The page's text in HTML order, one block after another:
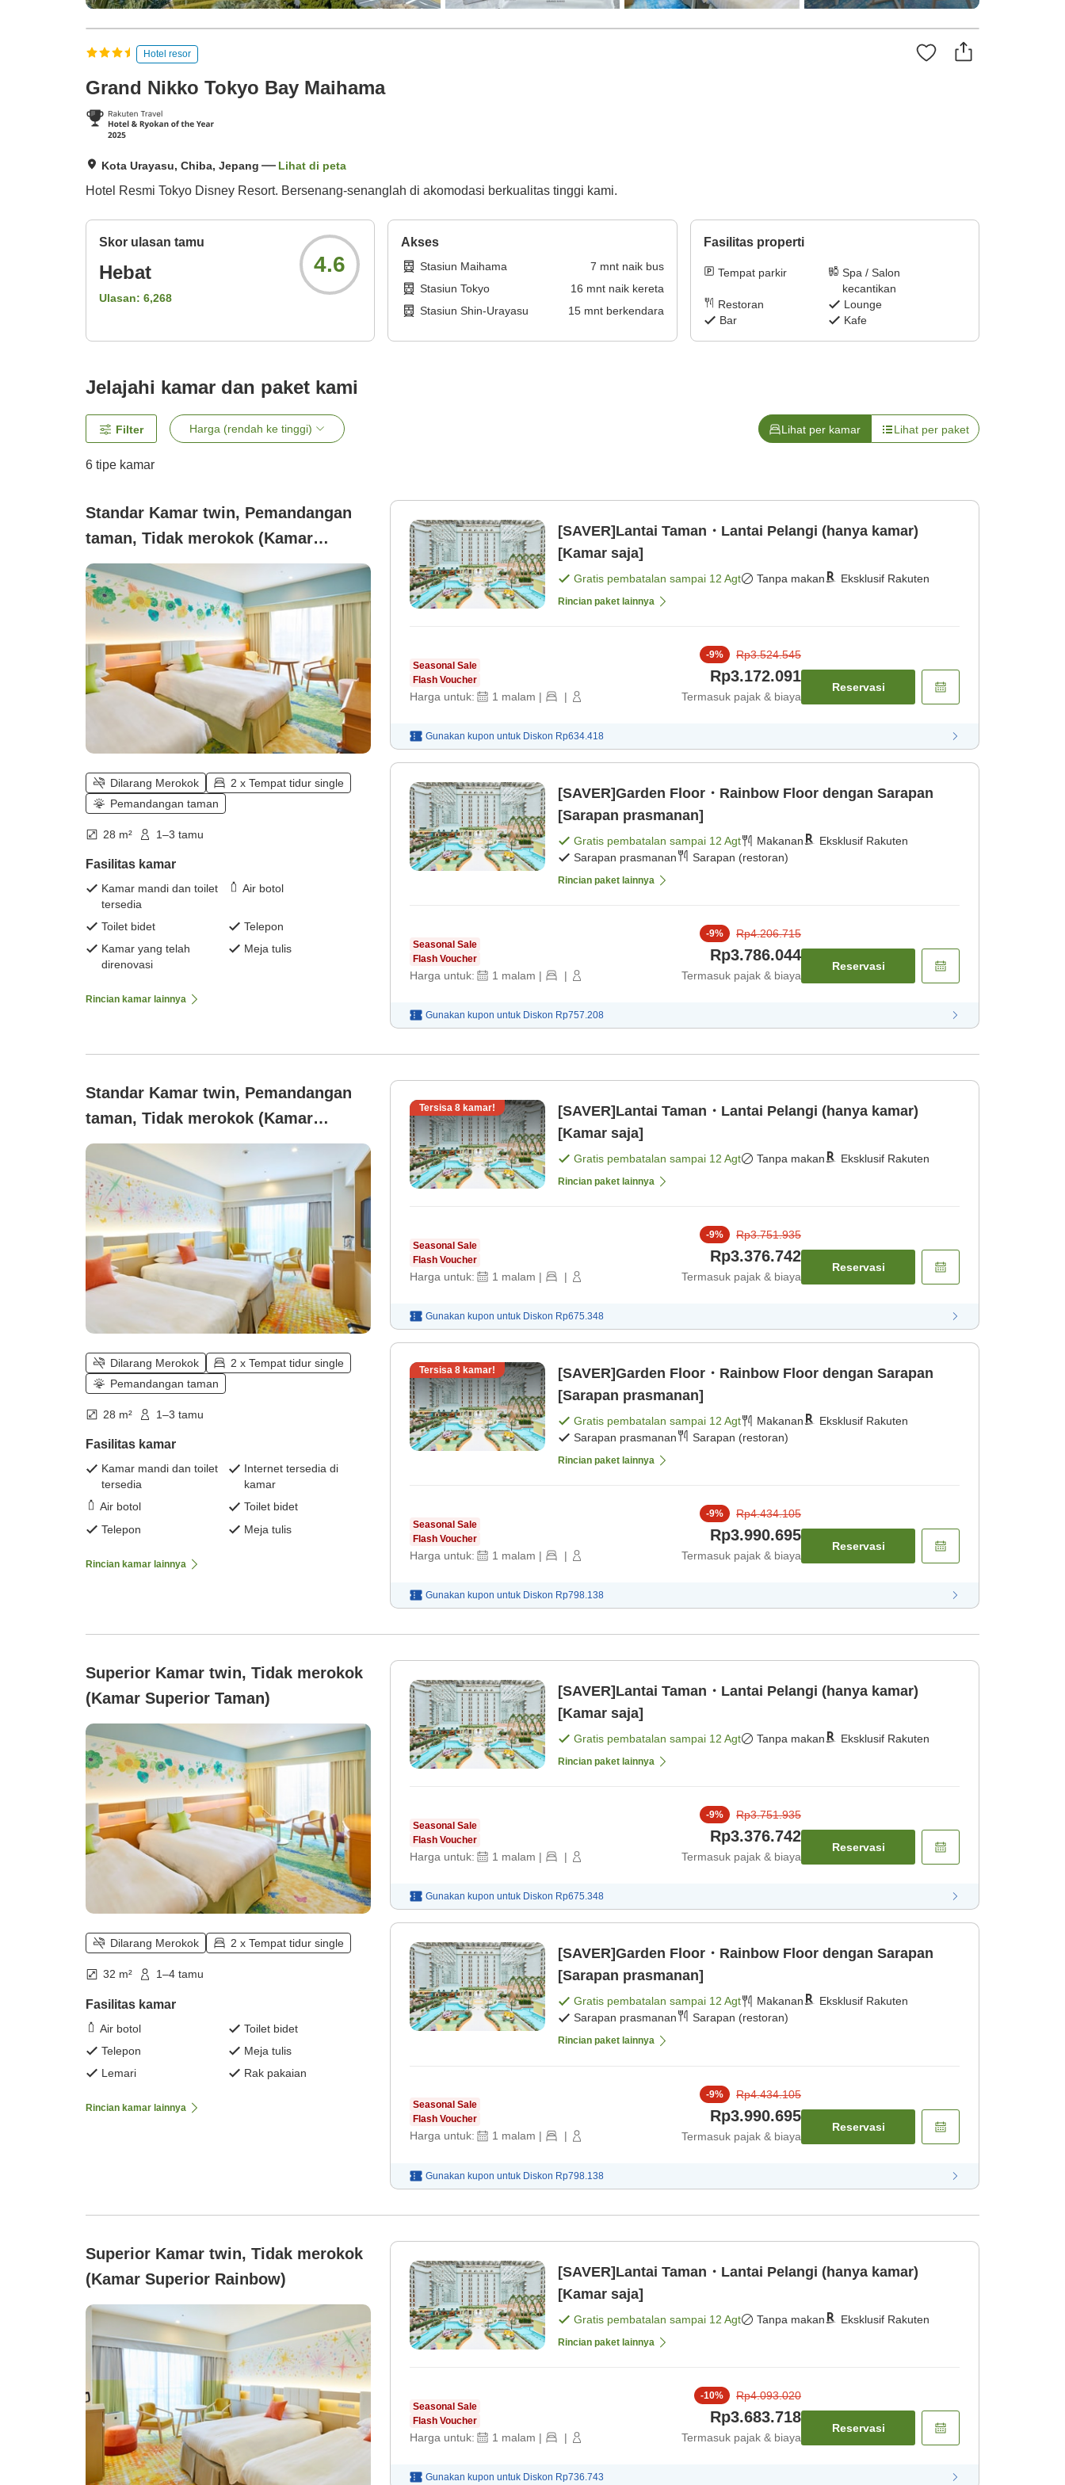
Hotel resor
Grand Nikko Tokyo Bay Maihama
Kota Urayasu, Chiba, Jepang Lihat di peta
Hotel Resmi Tokyo Disney Resort. Bersenang-senanglah di akomodasi berkualitas tinggi kami.
Skor ulasan tamu
Hebat
Ulasan: 6,268
4.6
Akses
Stasiun Maihama 7 mnt naik bus
Stasiun Tokyo
16 mnt naik kereta
Stasiun Shin-Urayasu
15mnt berkendara
Fasilitas properti
Tempat parkir
Spa / Salon
kecantikan
Restoran
Lounge
Bar
Kafe
Jelajahi kamar dan paket kami
Filter Harga (rendah ke tinggi) Lihat per kamar Lihat per paket
6 tipe kamar
Standar Kamar twin, Pemandangan
taman, Tidak merokok (Kamar
Standar Taman)
Dilarang Merokok
2 x Tempat tidur single
Pemandangan taman
28 m² 1–3 tamu
Fasilitas kamar
Kamar mandi dan toilet
tersedia
Air botol
Toilet bidet
Telepon
Kamar yang telah
direnovasi
Meja tulis
Rincian kamar lainnya
[SAVER]Lantai Taman・Lantai Pelangi (hanya kamar)
[Kamar saja]
Gratis pembatalan sampai 12 Agt Tanpa makan Eksklusif Rakuten
Rincian paket lainnya
Seasonal Sale
Flash Voucher
Harga untuk: 1 malam | |
-9% Rp3.524.545
Rp3.172.091
Termasuk pajak & biaya
Reservasi
Gunakan kupon untuk Diskon Rp634.418
[SAVER]Garden Floor・Rainbow Floor dengan Sarapan
[Sarapan prasmanan]
Gratis pembatalan sampai 12 Agt Makanan
Eksklusif Rakuten
Sarapan prasmanan
Sarapan (restoran)
Rincian paket lainnya
Seasonal Sale
Flash Voucher
Harga untuk: 1 malam | |
-9% Rp4.206.715
Rp3.786.044
Termasuk pajak & biaya
Reservasi
Gunakan kupon untuk Diskon Rp757.208
Standar Kamar twin, Pemandangan
taman, Tidak merokok (Kamar
Standar Pelangi)
Dilarang Merokok
2 x Tempat tidur single
Pemandangan taman
28 m² 1–3 tamu
Fasilitas kamar
Kamar mandi dan toilet
tersedia
Internet tersedia di
kamar
Air botol
Toilet bidet
Telepon
Meja tulis
Rincian kamar lainnya
Tersisa 8 kamar!
[SAVER]Lantai Taman・Lantai Pelangi (hanya kamar)
[Kamar saja]
Gratis pembatalan sampai 12 Agt Tanpa makan Eksklusif Rakuten
Rincian paket lainnya
Seasonal Sale
Flash Voucher
Harga untuk: 1 malam | |
-9% Rp3.751.935
Rp3.376.742
Termasuk pajak & biaya
Reservasi
Gunakan kupon untuk Diskon Rp675.348
Tersisa 8 kamar!
[SAVER]Garden Floor・Rainbow Floor dengan Sarapan
[Sarapan prasmanan]
Gratis pembatalan sampai 12 Agt Makanan
Eksklusif Rakuten
Sarapan prasmanan
Sarapan (restoran)
Rincian paket lainnya
Seasonal Sale
Flash Voucher
Harga untuk: 1 malam | |
-9% Rp4.434.105
Rp3.990.695
Termasuk pajak & biaya
Reservasi
Gunakan kupon untuk Diskon Rp798.138
Superior Kamar twin, Tidak merokok
(Kamar Superior Taman)
Dilarang Merokok 2 x Tempat tidur single
32 m² 1–4 tamu
Fasilitas kamar
Air botol
Toilet bidet
Telepon
Meja tulis
Lemari
Rak pakaian
Rincian kamar lainnya
[SAVER]Lantai Taman・Lantai Pelangi (hanya kamar)
[Kamar saja]
Gratis pembatalan sampai 12 Agt Tanpa makan Eksklusif Rakuten
Rincian paket lainnya
Seasonal Sale
Flash Voucher
Harga untuk: 1 malam | |
-9% Rp3.751.935
Rp3.376.742
Termasuk pajak & biaya
Reservasi
Gunakan kupon untuk Diskon Rp675.348
[SAVER]Garden Floor・Rainbow Floor dengan Sarapan
[Sarapan prasmanan]
Gratis pembatalan sampai 12 Agt Makanan
Eksklusif Rakuten
Sarapan prasmanan
Sarapan (restoran)
Rincian paket lainnya
Seasonal Sale
Flash Voucher
Harga untuk: 1 malam | |
-9% Rp4.434.105
Rp3.990.695
Termasuk pajak & biaya
Reservasi
Gunakan kupon untuk Diskon Rp798.138
Superior Kamar twin, Tidak merokok
(Kamar Superior Rainbow)
[SAVER]Lantai Taman・Lantai Pelangi (hanya kamar)
[Kamar saja]
Gratis pembatalan sampai 12 Agt Tanpa makan Eksklusif Rakuten
Rincian paket lainnya
Seasonal Sale
Flash Voucher
Harga untuk: 1 malam | |
-10% Rp4.093.020
Rp3.683.718
Termasuk pajak & biaya
Reservasi
Gunakan kupon untuk Diskon Rp736.743